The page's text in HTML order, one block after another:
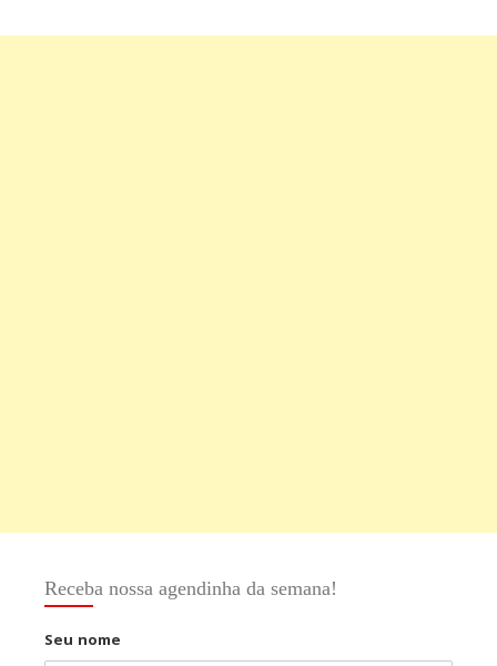
Receba nossa agendinha da semana!
Seu nome